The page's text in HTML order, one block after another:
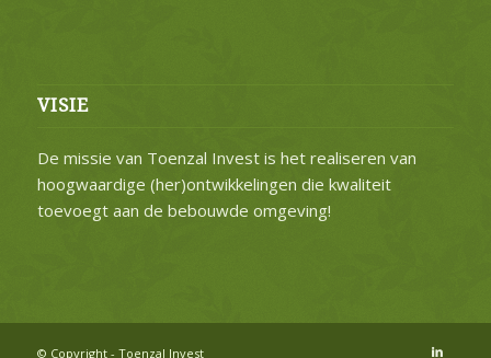
VISIE
De missie van Toenzal Invest is het realiseren van
hoogwaardige (her)ontwikkelingen die kwaliteit
toevoegt aan de bebouwde omgeving!
© Copyright - Toenzal Invest